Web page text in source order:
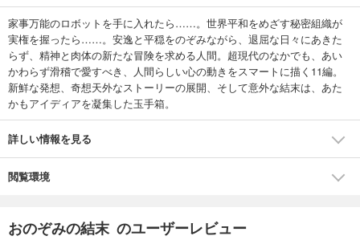
家事万能のロボットを手に入れたら……。世界平和をめざす秘密組織が
実権を握ったら……。安逸と平穏をのぞみながら、退屈な日々にあきた
らず、精神と肉体の新たな冒険を求める人間。超現代のなかでも、あい
かわらず滑稽で愛すべき、人間らしい心の動きをスマートに描く11編。
新鮮な発想、奇想天外なストーリーの展開、そして意外な結末は、あた
かもアイディアを凝集した玉手箱。
詳しい情報を見る
閲覧環境
おのぞみの結末 のユーザーレビュー